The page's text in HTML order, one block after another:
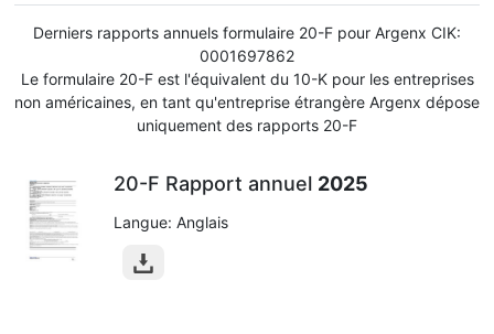
Derniers rapports annuels formulaire 20-F pour Argenx CIK:
0001697862
Le formulaire 20-F est l'équivalent du 10-K pour les entreprises
non américaines, en tant qu'entreprise étrangère Argenx dépose
uniquement des rapports 20-F
20-F Rapport annuel 2025
Langue: Anglais